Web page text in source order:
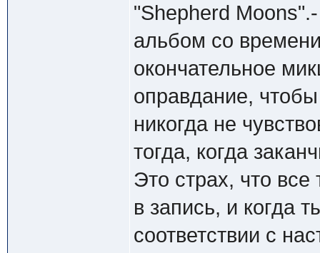
"Shepherd
альбом со
окончательное
оправдание,
никогда не
тогда, когда
Это страх, что
в запись, и когда
соответствии с